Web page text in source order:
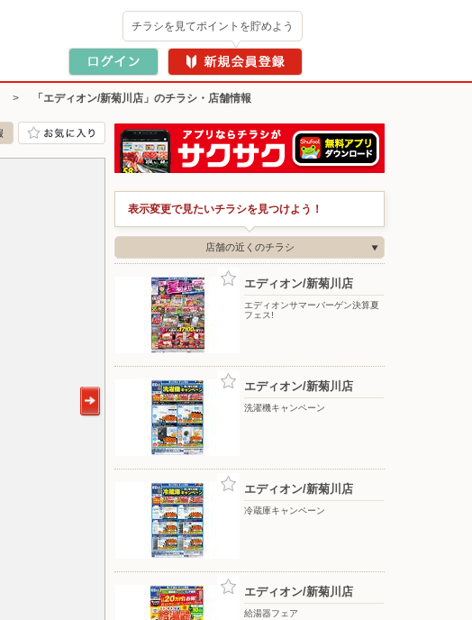
チラシを見てポイントを貯めよう
> 「エディオン/新菊川店」のチラシ・店舗情報
表示変更で見たいチラシを見つけよう！
店舗の近くのチラシ
エディオン/新菊川店
エディオンサマーバーゲン決算夏
フェス!
エディオン/新菊川店
洗濯機キャンペーン
エディオン/新菊川店
冷蔵庫キャンペーン
エディオン/新菊川店
給湯器フェア